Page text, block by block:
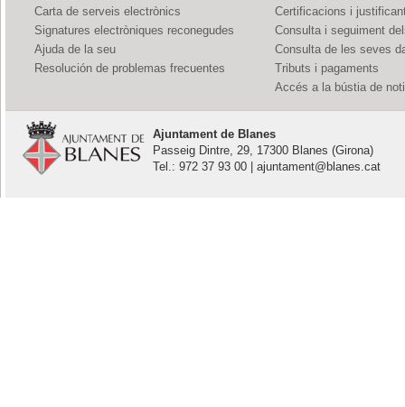
Carta de serveis electrònics
Signatures electròniques reconegudes
Ajuda de la seu
Resolución de problemas frecuentes
Certificacions i
Consulta i seguiment
Consulta de les seves
Tributs i pagaments
Accés a la bústia de
Ajuntament de Blanes
Passeig Dintre, 29, 17300 Blanes (Girona)
Tel.: 972 37 93 00 | ajuntament@blanes.cat